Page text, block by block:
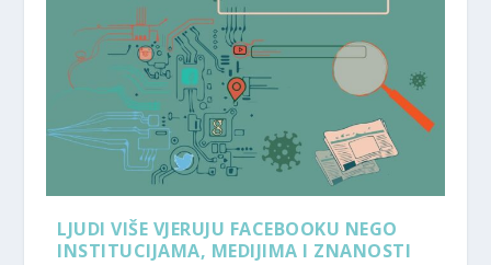
LJUDI VIŠE VJERUJU FACEBOOKU NEGO
INSTITUCIJAMA, MEDIJIMA I ZNANOSTI